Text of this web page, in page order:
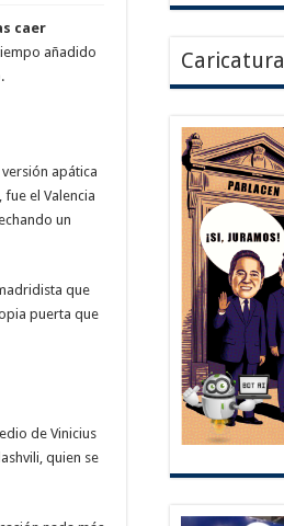
caer
añadido
apática
el Valencia
un
que
puerta que
de Vinicius
quien se
Caricatura